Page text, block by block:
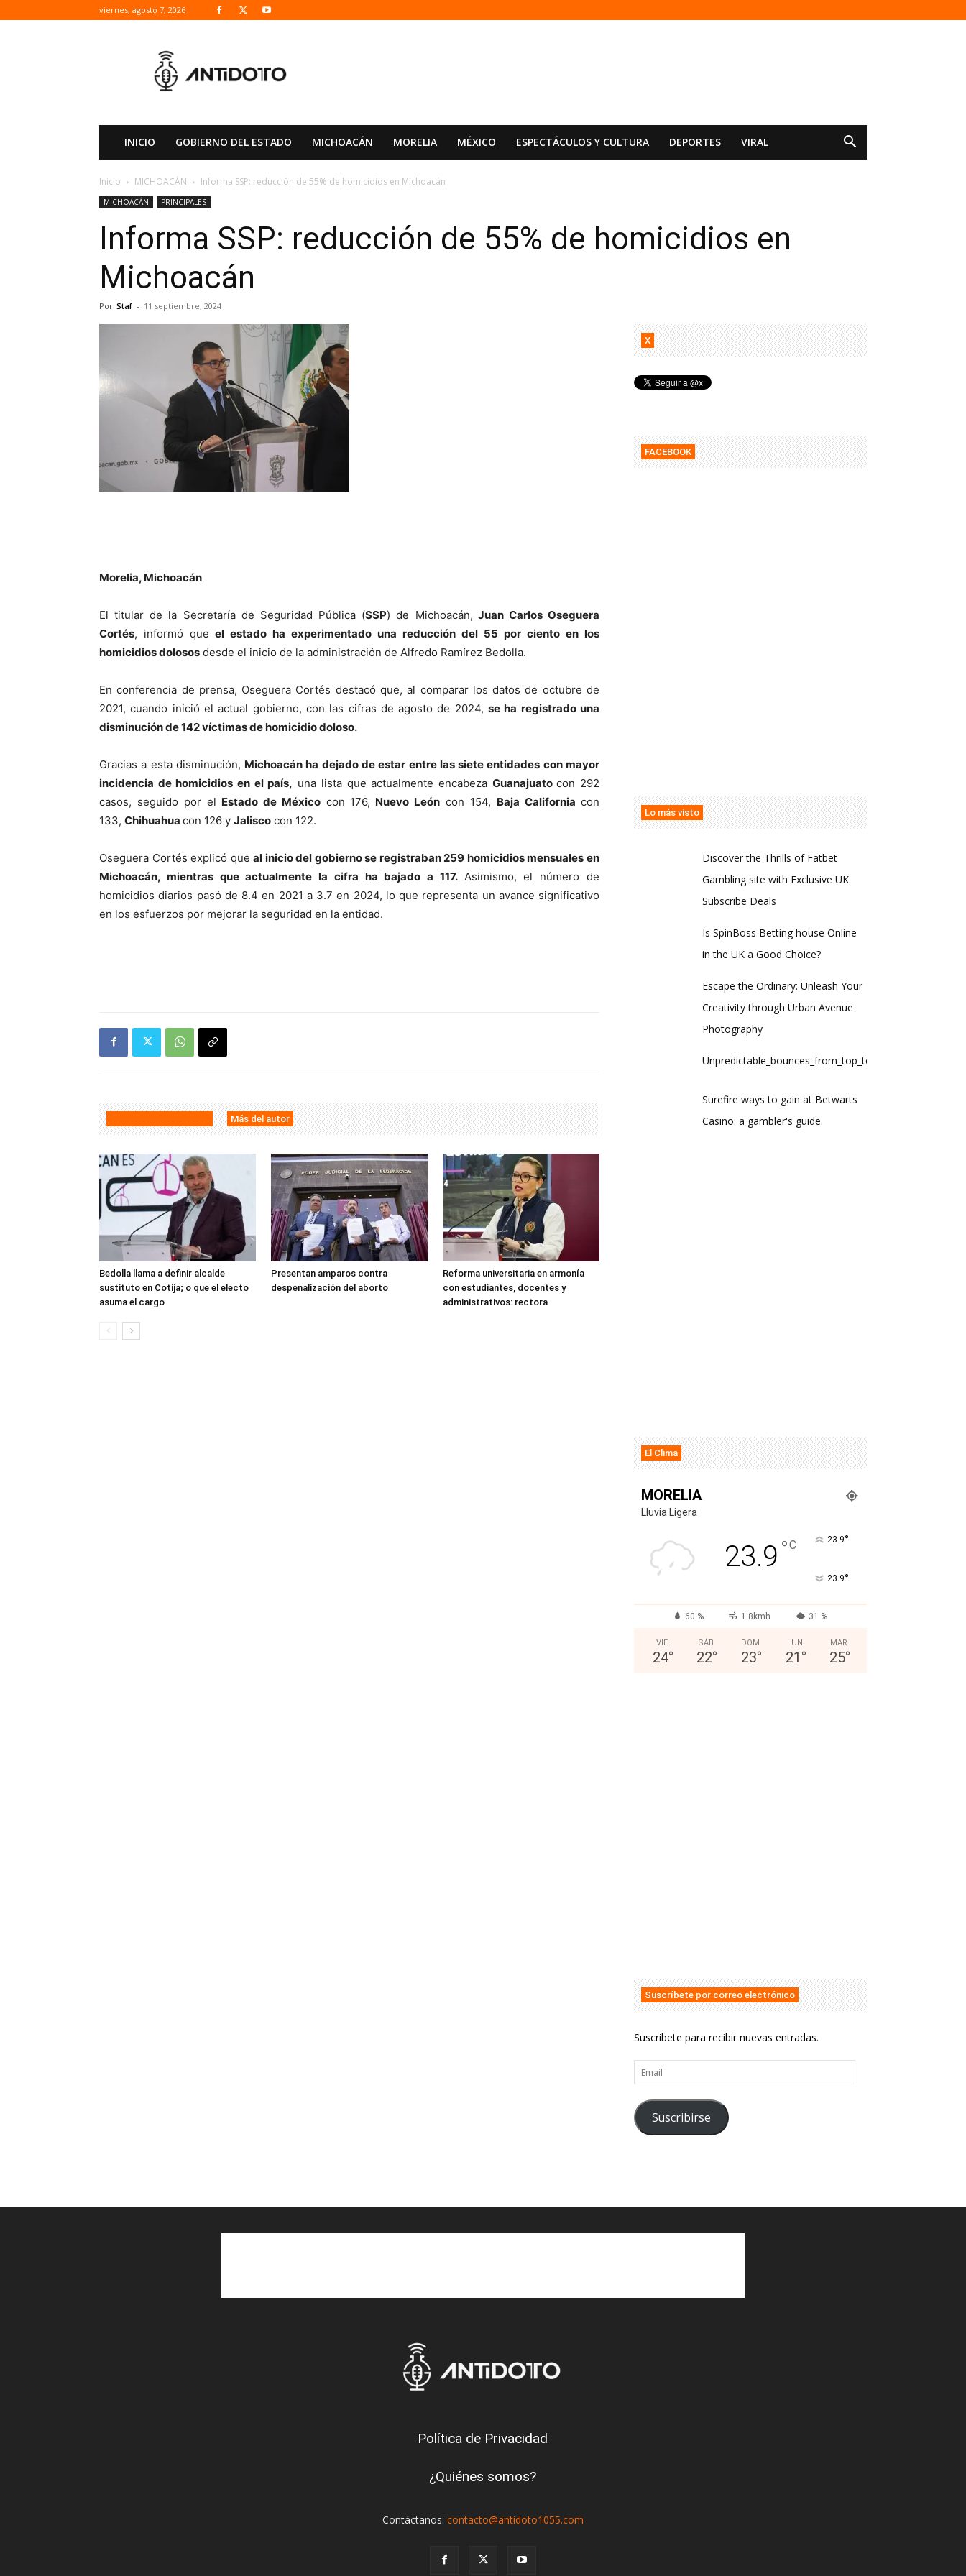
viernes, agosto 7, 2026
ANTIDOTO
INICIO GOBIERNO DEL ESTADO MICHOACÁN MORELIA MÉXICO ESPECTÁCULOS Y CULTURA DEPORTES VIRAL
Inicio MICHOACÁN Informa SSP: reducción de 55% de homicidios en Michoacán
MICHOACÁN PRINCIPALES
Informa SSP: reducción de 55% de homicidios en
Michoacán
Por Staf - 11 septiembre, 2024
Morelia, Michoacán
El titular de la Secretaría de Seguridad Pública (SSP) de Michoacán, Juan Carlos Oseguera
Cortés, informó que el estado ha experimentado una reducción del 55 por ciento en los
homicidios dolosos desde el inicio de la administración de Alfredo Ramírez Bedolla.
En conferencia de prensa, Oseguera Cortés destacó que, al comparar los datos de octubre de
2021, cuando inició el actual gobierno, con las cifras de agosto de 2024,se ha registrado una
disminución de 142 víctimas de homicidio doloso.
Gracias a esta disminución, Michoacán ha dejado de estar entre las siete entidades con mayor
incidencia de homicidios en el país, una lista que actualmente encabeza Guanajuatocon 292
casos, seguido por el Estado de Méxicocon 176, Nuevo León con 154, Baja Californiacon
133, Chihuahua con 126 y Jalisco con 122.
Oseguera Cortés explicó queal inicio del gobierno se registraban 259 homicidios mensuales en
Michoacán, mientras que actualmente la cifra ha bajado a 117. Asimismo, el número de
homicidios diarios pasó de 8.4 en 2021 a 3.7 en 2024, lo que representa un avance significativo
en los esfuerzos por mejorar la seguridad en la entidad.
Más del autor
Bedolla llama a definir alcalde
sustituto en Cotija; o que el electo
asuma el cargo
Presentan amparos contra
despenalización del aborto
Reforma universitaria en armonía
con estudiantes, docentes y
administrativos: rectora
X
FACEBOOK
Lo más visto
Discover the Thrills of Fatbet
Gambling site with Exclusive UK
Subscribe Deals
Is SpinBoss Betting house Online
in the UK a Good Choice?
Escape the Ordinary: Unleash Your
Creativity through Urban Avenue
Photography
Surefire ways to gain at Betwarts
Casino: a gambler's guide.
El Clima
MORELIA
Lluvia Ligera
23.9 °C 23.9°
23.9°
60 % 1.8kmh 31 %
VIE
24°
SÁB
22°
DOM
23°
LUN
21 °
MAR
25°
Suscríbete por correo electrónico
Suscribete para recibir nuevas entradas.
Email
Suscribirse
Política de Privacidad
¿Quiénes somos?
Contáctanos: contacto@antidoto1055.com